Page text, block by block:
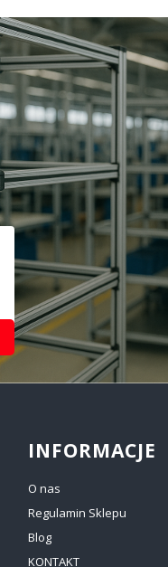
INFORMACJE
O nas
Regulamin Sklepu
Blog
KONTAKT